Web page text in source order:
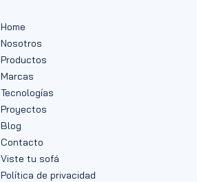
Home
Nosotros
Productos
Marcas
Tecnologías
Proyectos
Blog
Contacto
Viste tu sofá
Política de privacidad